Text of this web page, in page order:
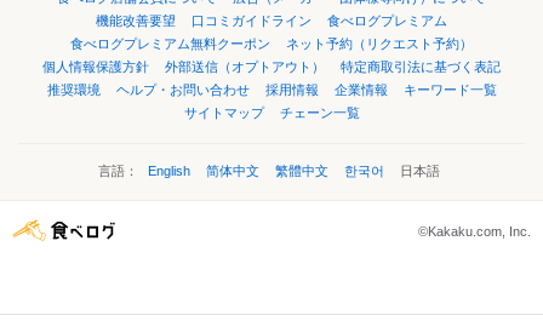
機能改善要望
口コミガイドライン
食べログプレミアム
食べログプレミアム無料クーポン
ネット予約（リクエスト予約）
個人情報保護方針
外部送信（オプトアウト）
特定商取引法に基づく表記
推奨環境
ヘルプ・お問い合わせ 採用情報 企業情報
キーワード一覧
サイトマップ
チェーン一覧
言語： English 简体中文 繁體中文 한국어 日本語
©Kakaku.com, Inc.